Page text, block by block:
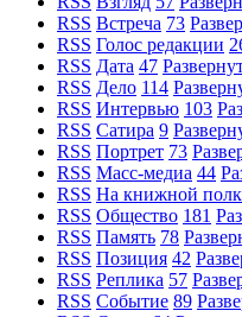
RSS Встреча 73
RSS Голос редакции
RSS Дата 47
RSS Дело 114
RSS Интервью 103
RSS Сатира 9
RSS Портрет 73
RSS Масс-медиа 44
RSS На книжной
RSS Общество 181
RSS Память 78
RSS Позиция 42
RSS Реплика 57
RSS Событие 89